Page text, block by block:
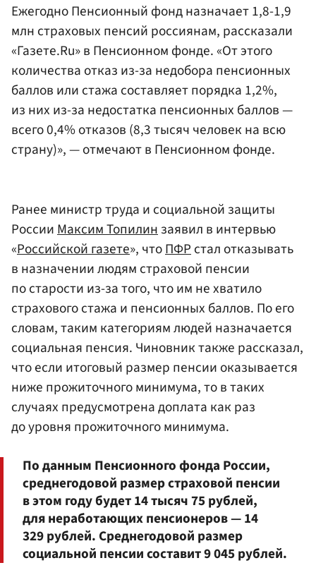
Ежегодно Пенсионный фонд назначает 1,8-1,9
млн страховых пенсий россиянам, рассказали
«Газете.Ru» в Пенсионном фонде. «От этого
количества отказ из-за недобора пенсионных
баллов или стажа составляет порядка 1,2%,
из них из-за недостатка пенсионных баллов —
всего 0,4% отказов (8,3 тысяч человек на всю
страну)», — отмечают в Пенсионном фонде.
Ранее министр труда и социальной защиты
РоссииМаксим Топилинзаявил в интервью
«Российской газете», чтоПФРстал отказывать
в назначении людям страховой пенсии
по старости из-за того, что им не хватило
страхового стажа и пенсионных баллов. По его
словам, таким категориям людей назначается
социальная пенсия. Чиновник также рассказал,
что если итоговый размер пенсии оказывается
ниже прожиточного минимума, то в таких
случаях предусмотрена доплата как раз
до уровня прожиточного минимума.
По данным Пенсионного фонда России,
среднегодовой размер страховой пенсии
в этом году будет 14 тысяч 75 рублей,
для неработающих пенсионеров — 14
329 рублей. Среднегодовой размер
социальной пенсии составит 9 045 рублей.